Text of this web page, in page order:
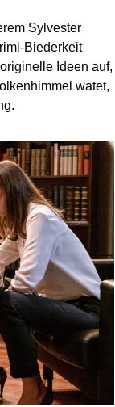
Sylvester
Biederkeit
Ideen auf,
watet,